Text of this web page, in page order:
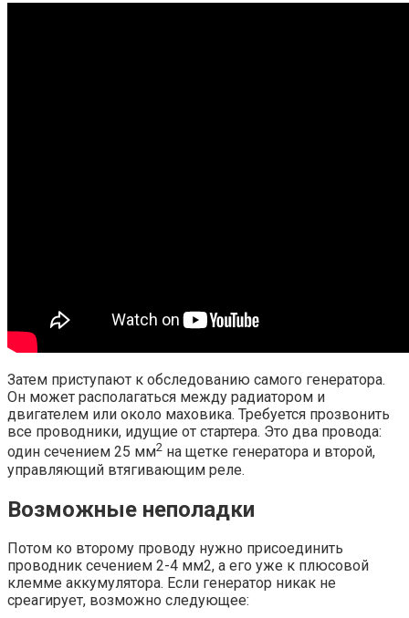
Затем приступают к обследованию самого генератора.
Он может располагаться между радиатором и
двигателем или около маховика. Требуется прозвонить
все проводники, идущие от стартера. Это два провода:
один сечением 25 мм2 на щетке генератора и второй,
управляющий втягивающим реле.
Возможные неполадки
Потом ко второму проводу нужно присоединить
проводник сечением 2-4 мм2, а его уже к плюсовой
клемме аккумулятора. Если генератор никак не
среагирует, возможно следующее: